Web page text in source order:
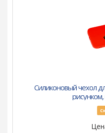
Силиконовый чехол